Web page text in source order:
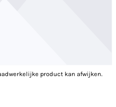
product kan afwijken.